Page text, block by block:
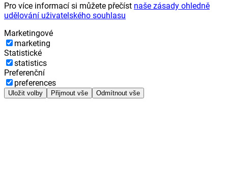
Pro více informací si můžete přečíst naše zásady ohledně
udělování uživatelského souhlasu
Marketingové
marketing
Statistické
statistics
Preferenční
preferences
Uložit volby Přijmout vše Odmítnout vše